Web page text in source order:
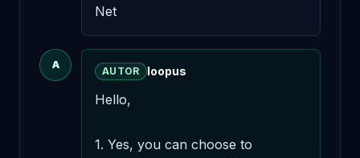
Net
A
AUTOR loopus
Hello,
1. Yes, you can choose to